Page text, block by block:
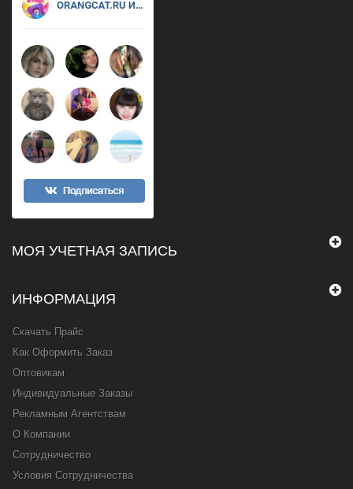
МОЯ УЧЕТНАЯ ЗАПИСЬ
ИНФОРМАЦИЯ
Скачать Прайс
Как Оформить Заказ
Оптовикам
Индивидуальные Заказы
Рекламным Агентствам
О Компании
Сотрудничество
Условия Сотрудничества